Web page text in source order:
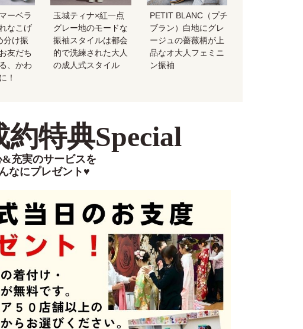
ーベラ
なこげ
分け振
友だち
、かわ
！
玉城ティナ×紅一点
グレー地のモードな
振袖スタイルは都会
的で洗練された大人
の成人式スタイル
PETIT BLANC（プチ
ブラン）白地にグレ
ージュの薔薇柄が上
品なオ大人フェミニ
ン振袖
特典Special
&充実のサービスを
なにプレゼント♥